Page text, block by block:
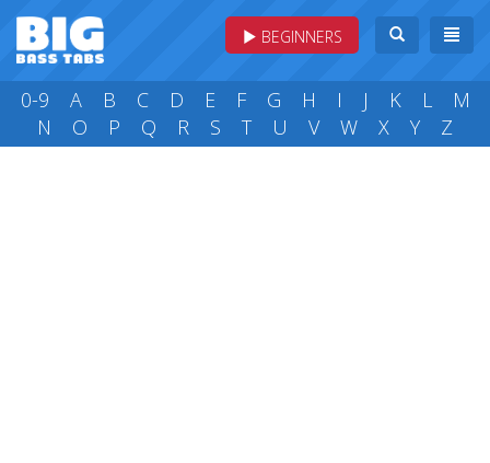
BEGINNERS
0-9 A B C D E F G H I J K L
M
N
O P Q R S T U V W X Y Z